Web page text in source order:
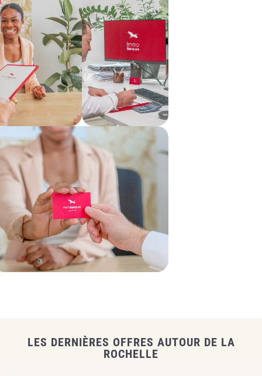
LES DERNIÈRES OFFRES AUTOUR DE LA
ROCHELLE